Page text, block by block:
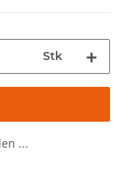
Stk
...